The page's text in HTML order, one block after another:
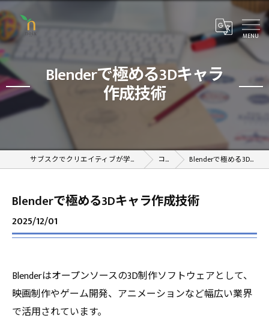
Blenderで極める3Dキャラ
作成技術
サブスクでクリエイティブが学べるオンラインスクール コラム Blenderで極める3Dキャラ作成技術
Blenderで極める3Dキャラ作成技術
2025/12/01
Blenderはオープンソースの3D制作ソフトウェアとして、
映画制作やゲーム開発、アニメーションなど幅広い業界
で活用されています。